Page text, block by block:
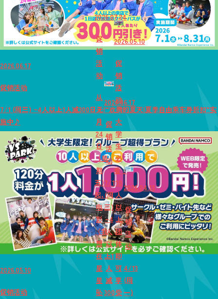
2026.07.24
促
销
活
动
从
7
月
24
日
（星
期
五）
起，
电
影
《我
想
在
星
星
坠
2026.06.17
促
销
活
动
7/1
(周
三)
~4
人
以
上1
人
减
300
2026.05.10
促
销
活
动
大
学
生
必
看！
10
人
以
上
团
体
即
可
享
受
2026.04.13
促
销
活
动
4/13
(周
一)
2026.06.17
促销活动
7/1 (周三) ~4人以上1人减300日元!“欢腾的夏天!夏季自由乘车券折扣”实
施中♪
2026.05.10
促销活动